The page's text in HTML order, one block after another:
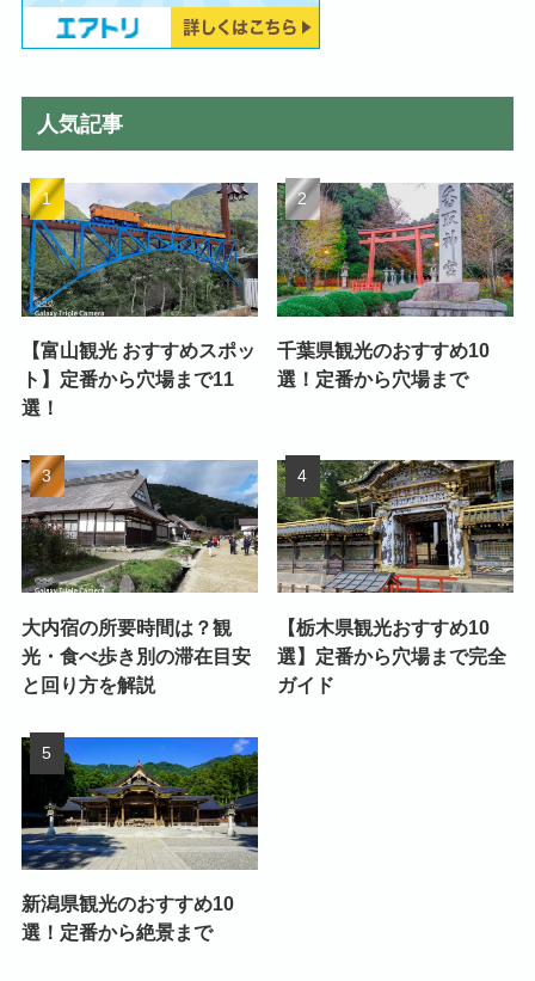
人気記事
【富山観光 おすすめスポッ
ト】定番から穴場まで11
選！
千葉県観光のおすすめ10
選！定番から穴場まで
大内宿の所要時間は？観
光・食べ歩き別の滞在目安
と回り方を解説
【栃木県観光おすすめ10
選】定番から穴場まで完全
ガイド
新潟県観光のおすすめ10
選！定番から絶景まで